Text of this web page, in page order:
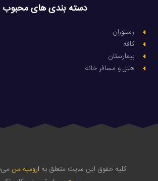
دسته بندی های محبوب
رستوران
کافه
بیمارستان
هتل و مسافر خانه
کلیه حقوق این سایت متعلق به ارومیه من